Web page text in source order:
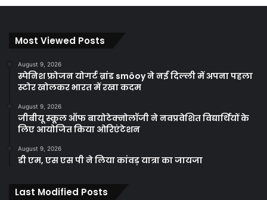
Most Viewed Posts
August 9, 2026
स्पेनिश फ्रोजन योगर्ट ब्रांड smöoy ने नई दिल्ली में अपना पहला
स्टोर खोलकर भारत में रखा कदम
August 9, 2026
जीबीयू स्कूल ऑफ बायोटेक्नोलॉजी ने नवप्रवेशित विद्यार्थियों के
लिए आयोजित किया ओरिएंटेशन
August 9, 2026
डी एम, एस एस पी ने लिया कांवड़ यात्रा का जायजा
Last Modified Posts